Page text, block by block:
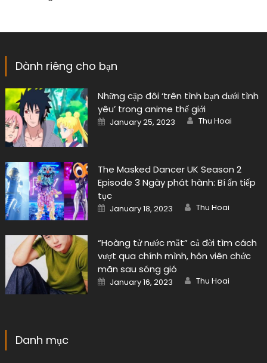
Dành riêng cho bạn
Những cặp đôi ‘trên tình bạn dưới tình
yêu’ trong anime thế giới
Posted
on
January 25, 2023 Author
Thu Hoai
The Masked Dancer UK Season 2
Episode 3 Ngày phát hành: Bí ẩn tiếp
tục
Posted
on
January 18, 2023 Author
Thu Hoai
“Hoàng tử nước mắt” cả đời tìm cách
vượt qua chính mình, hôn viên chức
mãn sau sóng gió
Posted
on
January 16, 2023 Author
Thu Hoai
Danh mục